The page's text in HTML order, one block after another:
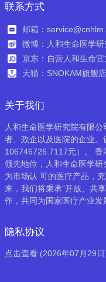
联系方式
邮箱：
微博：人和生命医学研
京东：自营人和生命
天猫：SNOKAM旗舰店
关于我们
人和生命医学研究院有限
者、政企以及医院的企业
106746726.7117元）。
领先地位，人和生命医学
为市场认 可的医疗产品，
来，我们将秉承“开放、共
作，共同为国家医疗产业发
隐私协议
点击查看 (2026年07月29